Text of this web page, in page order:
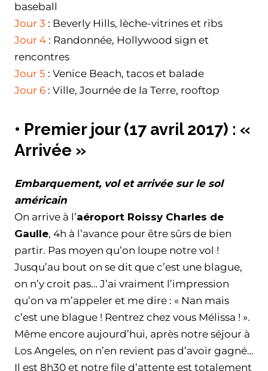
baseball
Jour 3 : Beverly Hills, lèche-vitrines et ribs
Jour 4 : Randonnée, Hollywood sign et
rencontres
Jour 5 : Venice Beach, tacos et balade
Jour 6 : Ville, Journée de la Terre, rooftop
• Premier jour (17 avril 2017) : «
Arrivée »
Embarquement, vol et arrivée sur le sol
américain
On arrive à l’aéroport Roissy Charles de
Gaulle, 4h à l’avance pour être sûrs de bien
partir. Pas moyen qu’on loupe notre vol !
Jusqu’au bout on se dit que c’est une blague,
on n’y croit pas… J’ai vraiment l’impression
qu’on va m’appeler et me dire : « Nan mais
c’est une blague ! Rentrez chez vous Mélissa ! ».
Même encore aujourd’hui, après notre séjour à
Los Angeles, on n’en revient pas d’avoir gagné…
Il est 8h30 et notre file d’attente est totalement